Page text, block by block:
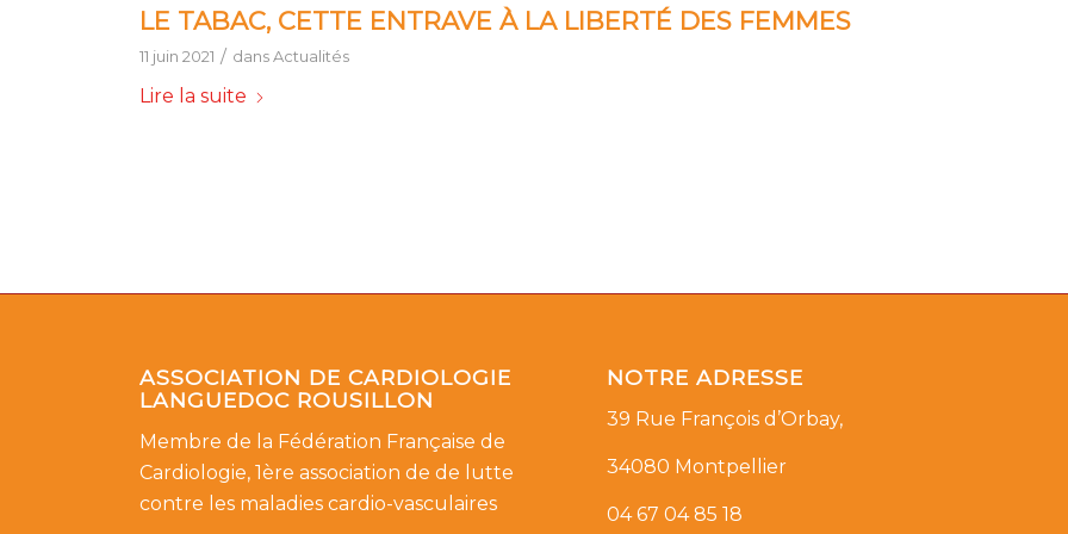
LE TABAC, CETTE ENTRAVE À LA LIBERTÉ DES FEMMES
11 juin 2021 / dansActualités
Lire la suite
ASSOCIATION DE CARDIOLOGIE
LANGUEDOC ROUSILLON
Membre de la Fédération Française de
Cardiologie, 1ère association de de lutte
contre les maladies cardio-vasculaires
NOTRE ADRESSE
39 Rue François d’Orbay,
34080 Montpellier
04 67 04 85 18